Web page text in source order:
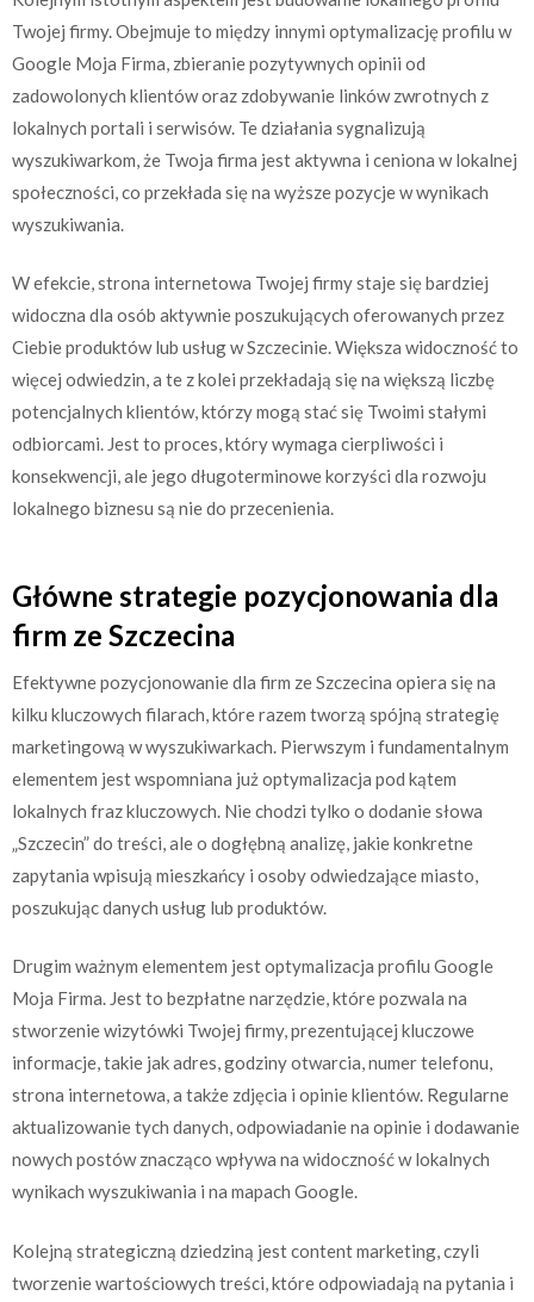
Twojej firmy. Obejmuje to między innymi optymalizację profilu w
Google Moja Firma, zbieranie pozytywnych opinii od
zadowolonych klientów oraz zdobywanie linków zwrotnych z
lokalnych portali i serwisów. Te działania sygnalizują
wyszukiwarkom, że Twoja firma jest aktywna i ceniona w lokalnej
społeczności, co przekłada się na wyższe pozycje w wynikach
wyszukiwania.
W efekcie, strona internetowa Twojej firmy staje się bardziej
widoczna dla osób aktywnie poszukujących oferowanych przez
Ciebie produktów lub usług w Szczecinie. Większa widoczność to
więcej odwiedzin, a te z kolei przekładają się na większą liczbę
potencjalnych klientów, którzy mogą stać się Twoimi stałymi
odbiorcami. Jest to proces, który wymaga cierpliwości i
konsekwencji, ale jego długoterminowe korzyści dla rozwoju
lokalnego biznesu są nie do przecenienia.
Główne strategie pozycjonowania dla
firm ze Szczecina
Efektywne pozycjonowanie dla firm ze Szczecina opiera się na
kilku kluczowych filarach, które razem tworzą spójną strategię
marketingową w wyszukiwarkach. Pierwszym i fundamentalnym
elementem jest wspomniana już optymalizacja pod kątem
lokalnych fraz kluczowych. Nie chodzi tylko o dodanie słowa
„Szczecin” do treści, ale o dogłębną analizę, jakie konkretne
zapytania wpisują mieszkańcy i osoby odwiedzające miasto,
poszukując danych usług lub produktów.
Drugim ważnym elementem jest optymalizacja profilu Google
Moja Firma. Jest to bezpłatne narzędzie, które pozwala na
stworzenie wizytówki Twojej firmy, prezentującej kluczowe
informacje, takie jak adres, godziny otwarcia, numer telefonu,
strona internetowa, a także zdjęcia i opinie klientów. Regularne
aktualizowanie tych danych, odpowiadanie na opinie i dodawanie
nowych postów znacząco wpływa na widoczność w lokalnych
wynikach wyszukiwania i na mapach Google.
Kolejną strategiczną dziedziną jest content marketing, czyli
tworzenie wartościowych treści, które odpowiadają na pytania i